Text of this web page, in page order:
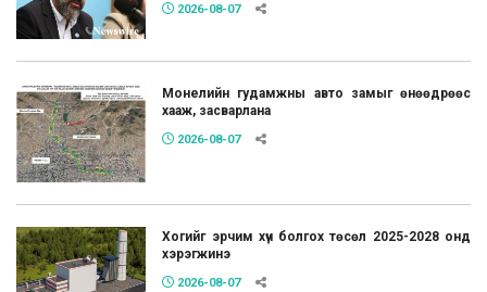
2026-08-07
Монелийн гудамжны авто замыг өнөөдрөөс
хааж, засварлана
2026-08-07
Хогийг эрчим хүч болгох төсөл 2025-2028 онд
хэрэгжинэ
2026-08-07